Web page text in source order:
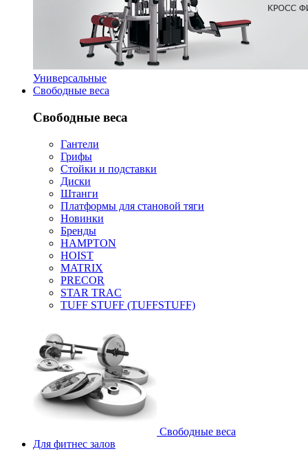
Универсальные
Свободные веса
Свободные веса
Гантели
Грифы
Стойки и подставки
Диски
Штанги
Платформы для становой тяги
Новинки
Бренды
HAMPTON
HOIST
MATRIX
PRECOR
STAR TRAC
TUFF STUFF (TUFFSTUFF)
Свободные веса
Для фитнес залов